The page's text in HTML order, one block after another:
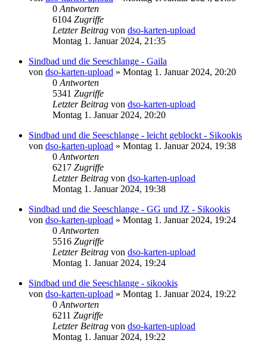
0Antworten
6104 Zugriffe
Letzter Beitrag von dso-karten-upload
Montag 1. Januar 2024, 21:35
Sindbad und die Seeschlange - Gaila
von dso-karten-upload » Montag 1. Januar 2024, 20:20
0Antworten
5341 Zugriffe
Letzter Beitrag von dso-karten-upload
Montag 1. Januar 2024, 20:20
Sindbad und die Seeschlange - leicht geblockt - Sikookis
von dso-karten-upload » Montag 1. Januar 2024, 19:38
0Antworten
6217 Zugriffe
Letzter Beitrag von dso-karten-upload
Montag 1. Januar 2024, 19:38
Sindbad und die Seeschlange - GG und JZ - Sikookis
von dso-karten-upload » Montag 1. Januar 2024, 19:24
0Antworten
5516 Zugriffe
Letzter Beitrag von dso-karten-upload
Montag 1. Januar 2024, 19:24
Sindbad und die Seeschlange - sikookis
von dso-karten-upload » Montag 1. Januar 2024, 19:22
0Antworten
6211 Zugriffe
Letzter Beitrag von dso-karten-upload
Montag 1. Januar 2024, 19:22